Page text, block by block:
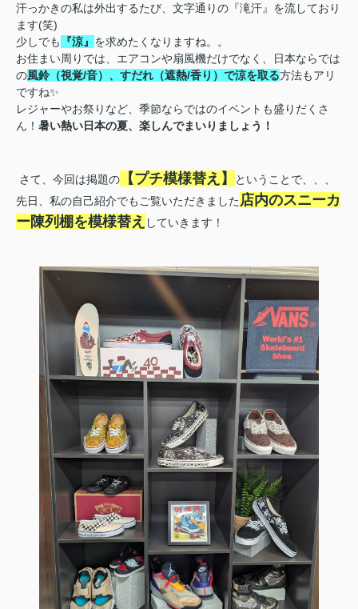
汗っかきの私は外出するたび、文字通りの『滝汗』を流しており
ます(笑)
少しでも
『涼』 を求めたくなりますね。。
お住まい周りでは、エアコンや扇風機だけでなく、日本ならでは
の風鈴（視覚/音）、すだれ（遮熱/香り）で涼を取る方法もアリ
ですね✨
レジャーやお祭りなど、季節ならではのイベントも盛りだくさ
ん！ 暑い熱い日本の夏、楽しんでまいりましょう！
さて、今回は掲題の 【プチ模様替え】
ということで、、、
先日、私の自己紹介でもご覧いただきました 店内のスニーカ
ー陳列棚を模様替え していきます！